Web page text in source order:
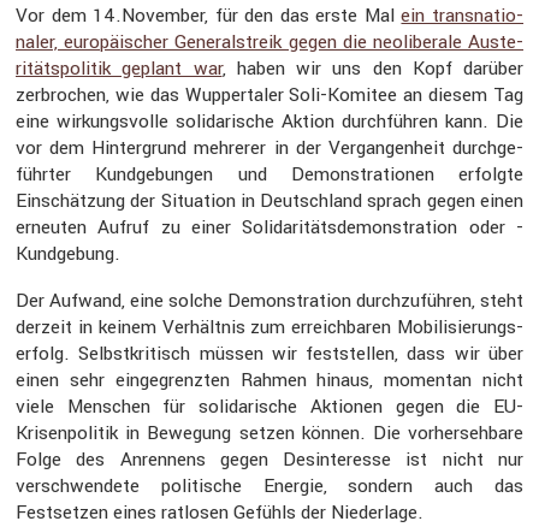
Vor dem 14.November, für den das erste Malein trans­na­tio­
naler, europäi­scher General­streik gegen die neoli­be­rale Auste­
ri­täts­po­litik geplant war, haben wir uns den Kopf darüber
zerbro­chen, wie das Wupper­taler Soli-Komitee an diesem Tag
eine wirkungs­volle solida­ri­sche Aktion durch­führen kann. Die
vor dem Hinter­grund mehrerer in der Vergan­gen­heit durch­ge­
führter Kundge­bungen und Demons­tra­tionen erfolgte
Einschät­zung der Situa­tion in Deutsch­land sprach gegen einen
erneuten Aufruf zu einer Solida­ri­täts­de­mons­tra­tion oder -
Kundge­bung.
Der Aufwand, eine solche Demons­tra­tion durch­zu­führen, steht
derzeit in keinem Verhältnis zum erreich­baren Mobili­sie­rungs­
er­folg. Selbst­kri­tisch müssen wir feststellen, dass wir über
einen sehr einge­grenzten Rahmen hinaus, momentan nicht
viele Menschen für solida­ri­sche Aktionen gegen die EU-
Krisen­po­litik in Bewegung setzen können. Die vorher­seh­bare
Folge des Anren­nens gegen Desin­ter­esse ist nicht nur
verschwen­dete politi­sche Energie, sondern auch das
Festsetzen eines ratlosen Gefühls der Nieder­lage.